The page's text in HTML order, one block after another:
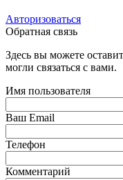
Авторизоваться
Обратная связь
Здесь вы можете
могли связаться с вами.
Имя пользователя
Ваш Email
Телефон
Комментарий